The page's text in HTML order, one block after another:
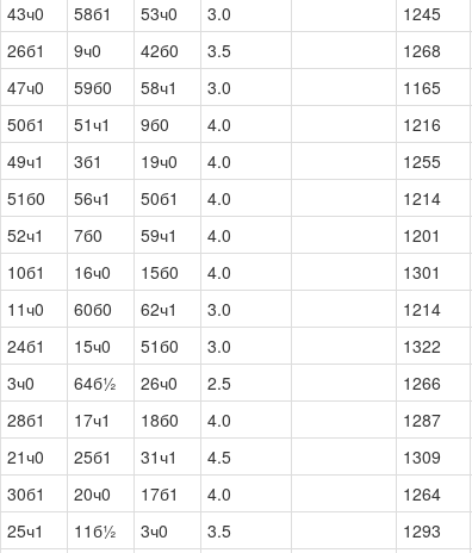
43ч0 58б1 53ч0 3.0 1245
26б1 9ч0 42б0 3.5 1268
47ч0 59б0 58ч1 3.0 1165
50б1 51ч1 9б0 4.0 1216
49ч1 3б1 19ч0 4.0 1255
51б0 56ч1 50б1 4.0 1214
52ч1 7б0 59ч1 4.0 1201
10б1 16ч0 15б0 4.0 1301
11ч0 60б0 62ч1 3.0 1214
24б1 15ч0 51б0 3.0 1322
3ч0 64б½ 26ч0 2.5 1266
28б1 17ч1 18б0 4.0 1287
21ч0 25б1 31ч1 4.5 1309
30б1 20ч0 17б1 4.0 1264
25ч1 11б½ 3ч0 3.5 1293